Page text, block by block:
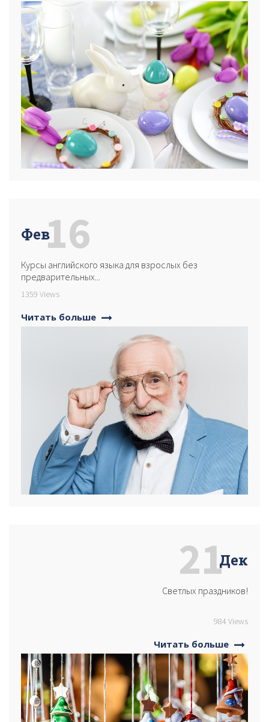
Фев
Курсы английского языка для взрослых без
предварительных...
1359 Views
Читать больше
16
Дек
Светлых праздников!
984 Views
Читать больше
21